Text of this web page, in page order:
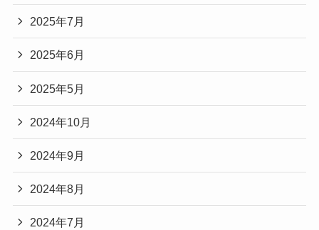
2025年7月
2025年6月
2025年5月
2024年10月
2024年9月
2024年8月
2024年7月